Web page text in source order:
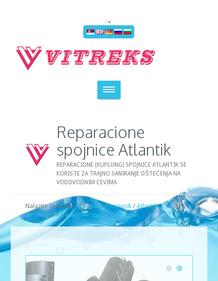
Reparacione
spojnice Atlantik
REPARACIONE (KUPLUNG) SPOJNICE ATLANTIK SE
KORISTE ZA TRAJNO SANIRANJE OŠTEĆENJA NA
VODOVODNIM CEVIMA
Nalazite se ovde:PoÄetak/Proizvodi /Atlantik
spojnice /Reparacione spojnice Atlantik